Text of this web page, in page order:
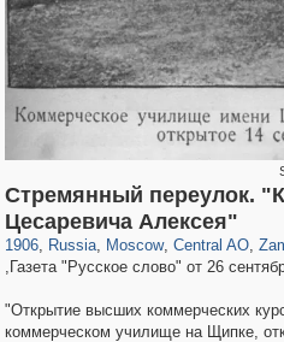
Стремянный переулок.
Цесаревича Алексея"
1906, Russia
1,405,779 29,243
, Moscow
319,716 8,286
, Central AO
159,930 5,916
,
,Газета "Русское слово" от 26
"Открытие высших коммерческих
коммерческом училище на Щипке,